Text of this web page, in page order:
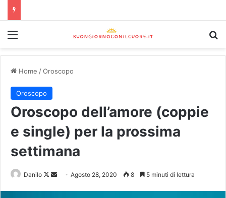
Home /Oroscopo
Oroscopo
Oroscopo dell’amore (coppie
e single) per la prossima
settimana
Danilo Agosto 28, 2020 8 5 minuti di lettura